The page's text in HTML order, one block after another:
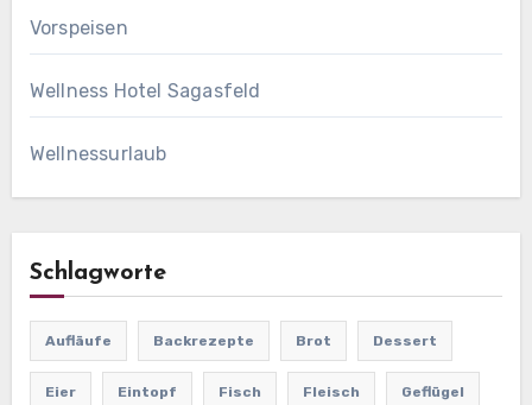
Vorspeisen
Wellness Hotel Sagasfeld
Wellnessurlaub
Schlagworte
Aufläufe Backrezepte Brot Dessert
Eier Eintopf Fisch Fleisch Geflügel